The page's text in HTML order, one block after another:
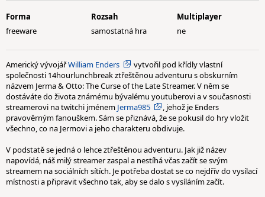
Forma
freeware
Rozsah
samostatná hra
Multiplayer
ne
Americký vývojářWilliam Enders
vytvořil pod křídly vlastní
společnosti 14hourlunchbreak ztřeštěnou adventuru s obskurním
názvem Jerma & Otto: The Curse of the Late Streamer. V něm se
dostáváte do života známému bývalému youtuberovi a v současnosti
streamerovi na twitchi jménem Jerma985
, jehož je Enders
pravověrným fanouškem. Sám se přiznává, že se pokusil do hry vložit
všechno, co na Jermovi a jeho charakteru obdivuje.
V podstatě se jedná o lehce ztřeštěnou adventuru. Jak již název
napovídá, náš milý streamer zaspal a nestíhá včas začít se svým
streamem na sociálních sítích. Je potřeba dostat se co nejdřív do vysílací
místnosti a připravit všechno tak, aby se dalo s vysíláním začít.